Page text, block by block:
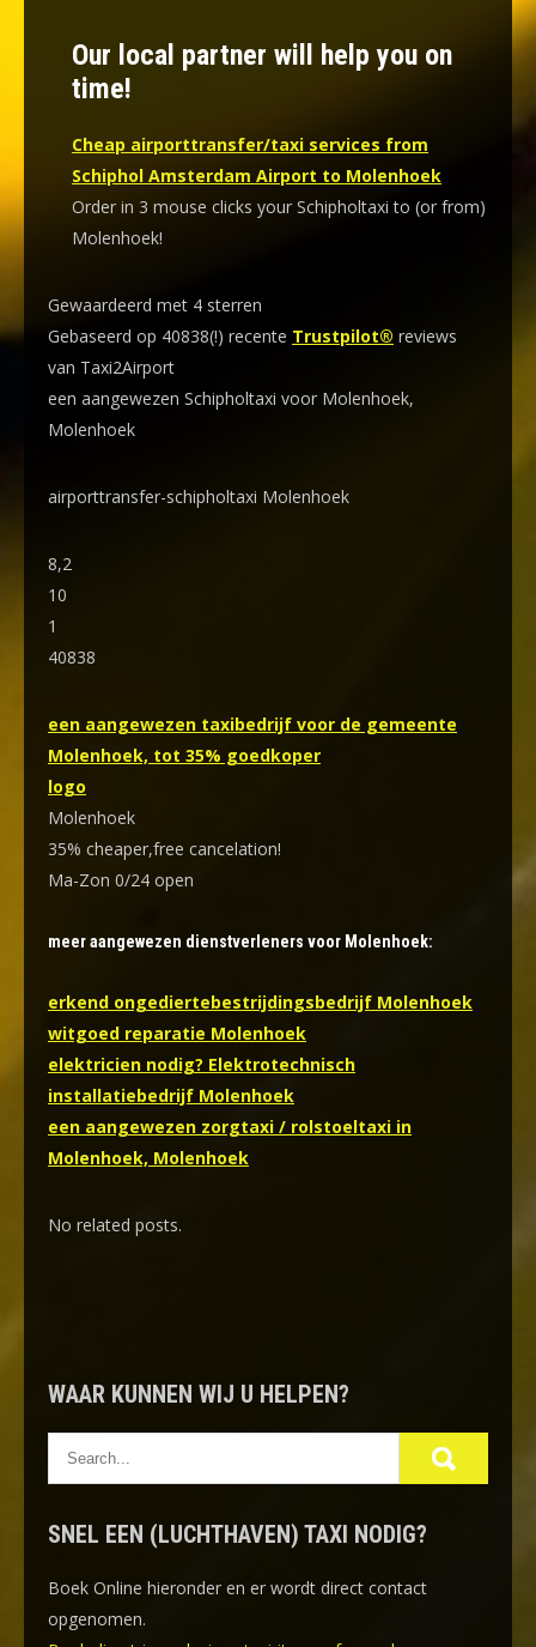
Our local partner will help you on
time!
Cheap airporttransfer/taxi services from
Schiphol Amsterdam Airport to Molenhoek
Order in 3 mouse clicks your Schipholtaxi to (or from)
Molenhoek!
Gewaardeerd met 4 sterren
Gebaseerd op 40838(!) recente Trustpilot® reviews
van Taxi2Airport
een aangewezen Schipholtaxi voor Molenhoek,
Molenhoek
airporttransfer-schipholtaxi Molenhoek
8,2
10
1
40838
een aangewezen taxibedrijf voor de gemeente
Molenhoek, tot 35% goedkoper
logo
Molenhoek
35% cheaper,free cancelation!
Ma-Zon 0/24 open
meer aangewezen dienstverleners voor Molenhoek:
erkend ongediertebestrijdingsbedrijf Molenhoek
witgoed reparatie Molenhoek
elektricien nodig? Elektrotechnisch
installatiebedrijf Molenhoek
een aangewezen zorgtaxi / rolstoeltaxi in
Molenhoek, Molenhoek
No related posts.
WAAR KUNNEN WIJ U HELPEN?
SNEL EEN (LUCHTHAVEN) TAXI NODIG?
Boek Online hieronder en er wordt direct contact
opgenomen.